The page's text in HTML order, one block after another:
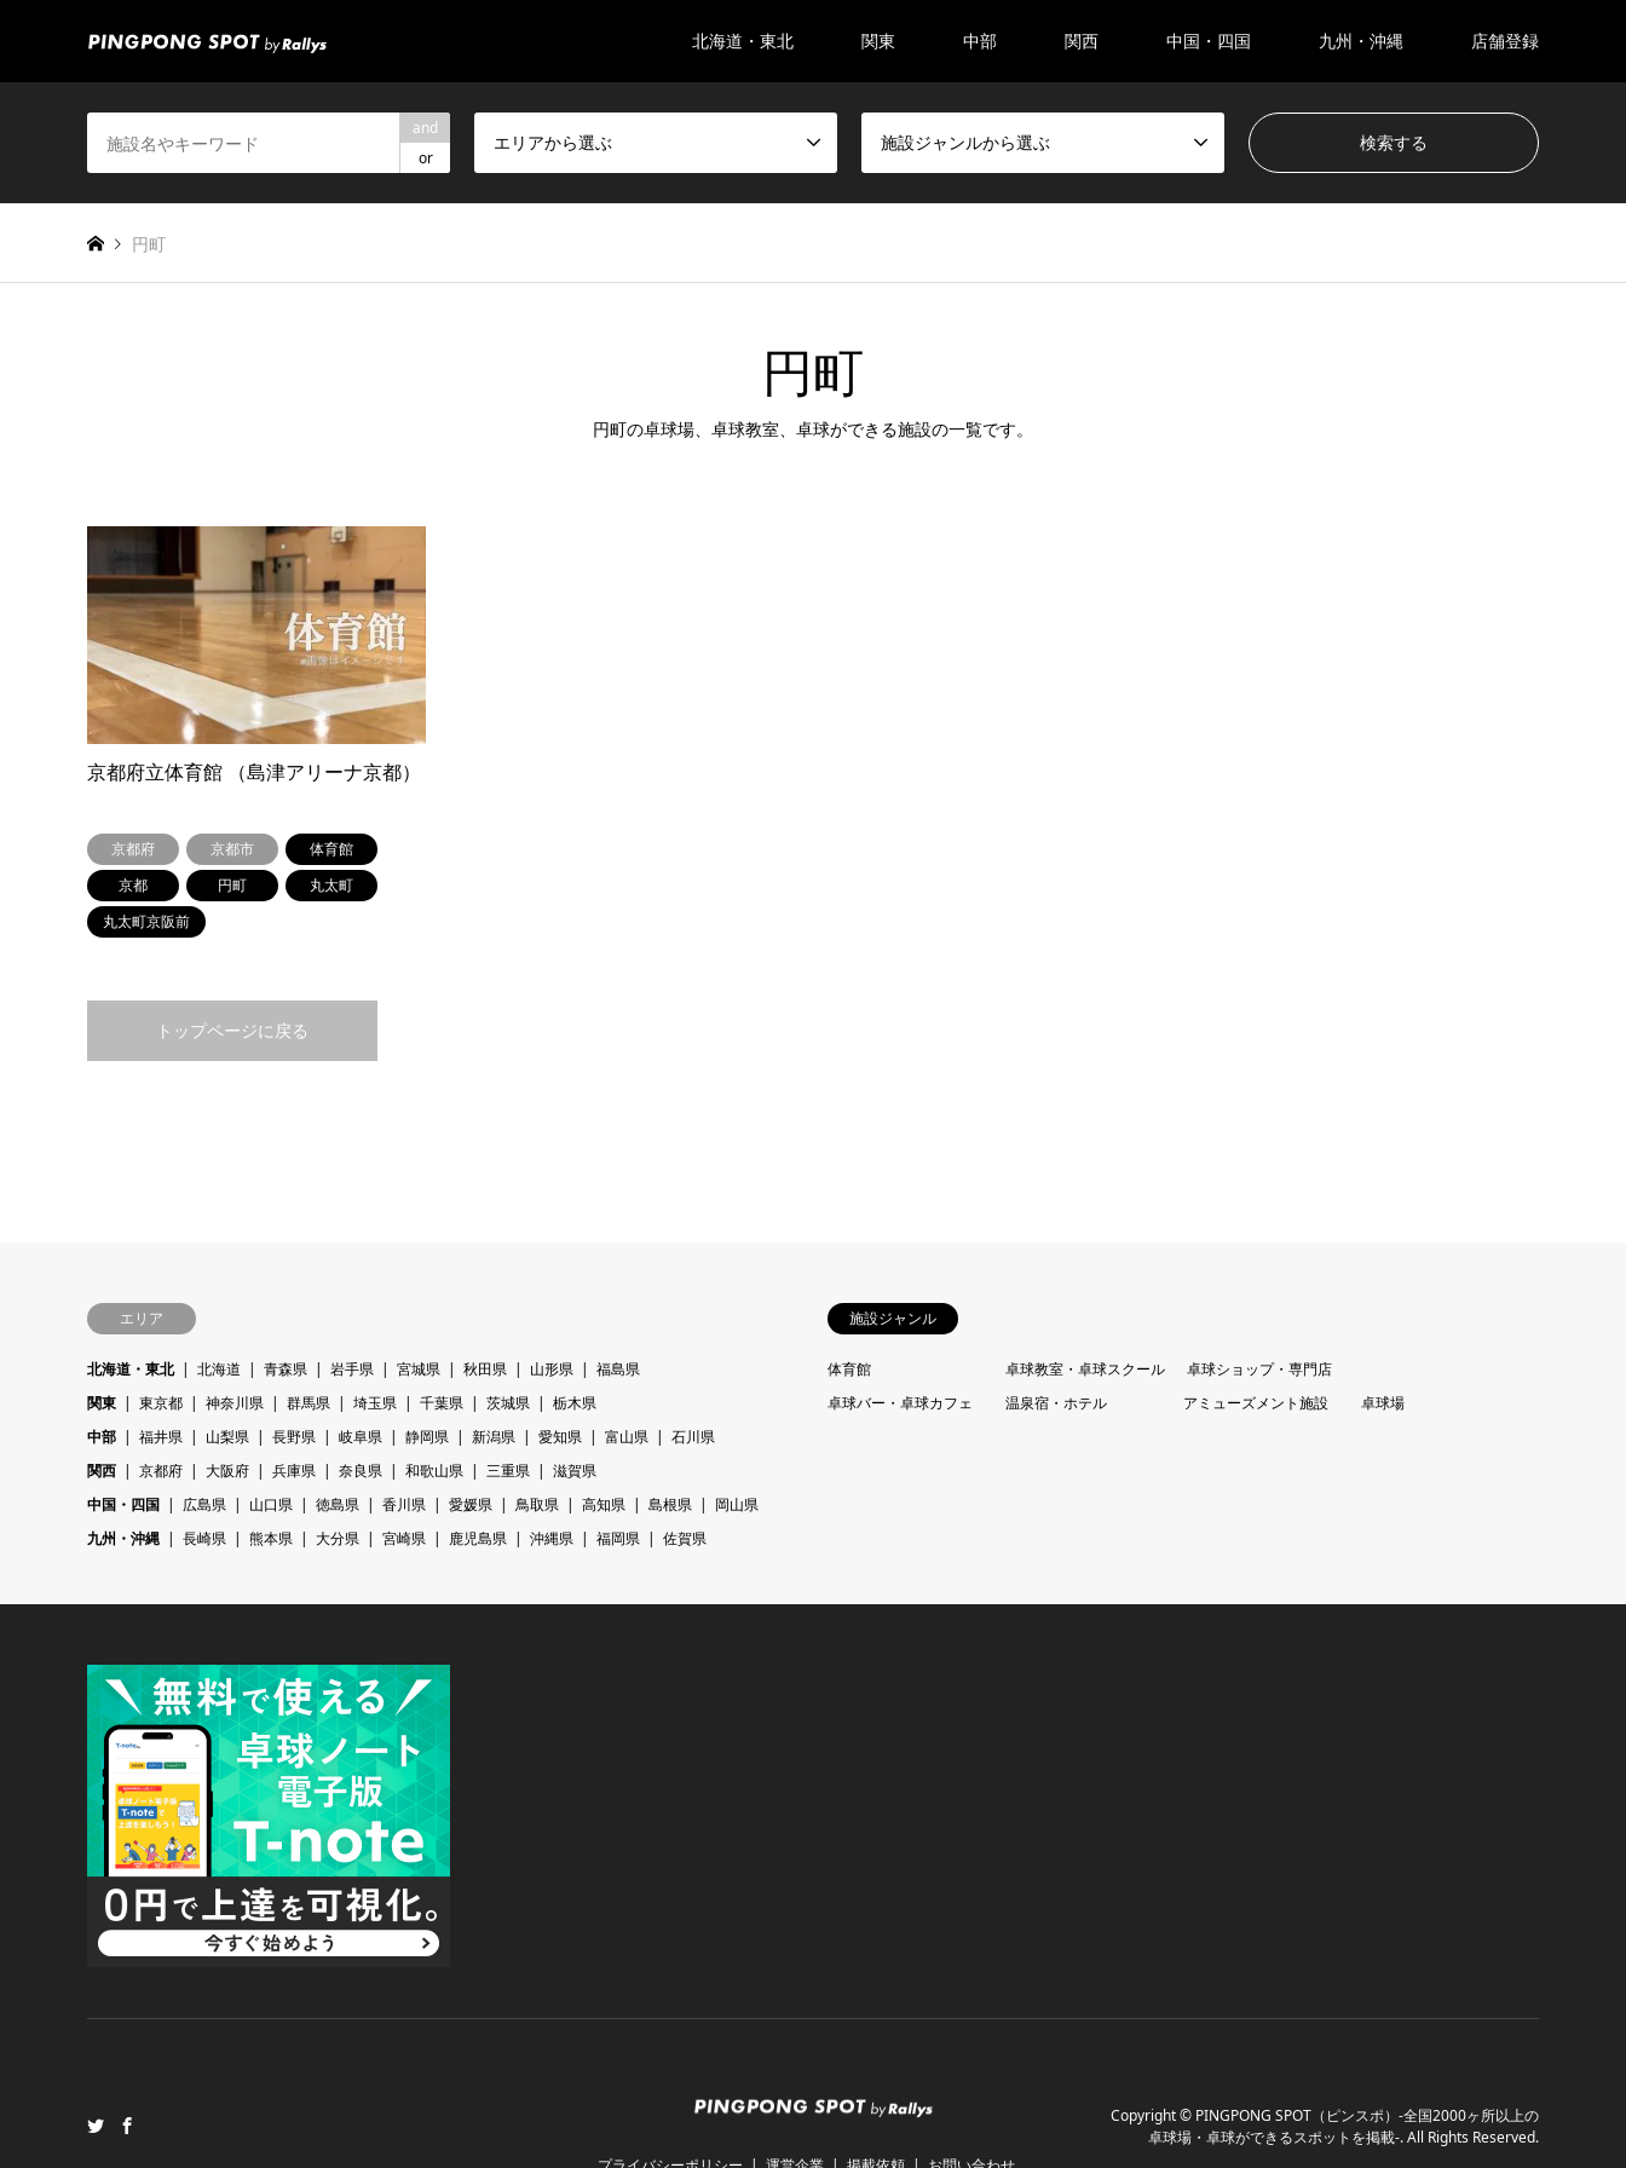
北海道・東北 関東 中部 関西 中国・四国 九州・沖縄 店舗登録
and
or
エリアから選ぶ 施設ジャンルから選ぶ
円町
円町
円町の卓球場、卓球教室、卓球ができる施設の一覧です。
京都府立体育館 （島津アリーナ京都）
京都府 京都市
体育館
京都
円町
丸太町
丸太町京阪前
トップページに戻る
エリア
北海道・東北 北海道 青森県 岩手県 宮城県 秋田県 山形県
福島県
関東
東京都 神奈川県 群馬県 埼玉県 千葉県 茨城県
栃木県
中部
福井県 山梨県 長野県 岐阜県 静岡県 新潟県 愛知県 富山県
石川県
関西
京都府 大阪府 兵庫県 奈良県 和歌山県 三重県
滋賀県
中国・四国
広島県 山口県 徳島県 香川県 愛媛県 鳥取県 高知県 島根県
岡山県
九州・沖縄
長崎県 熊本県 大分県 宮崎県 鹿児島県 沖縄県 福岡県 佐賀県
施設ジャンル
体育館 卓球教室・卓球スクール
卓球ショップ・専門店
卓球バー・卓球カフェ
温泉宿・ホテル アミューズメント施設 卓球場
Copyright© PINGPONG SPOT（ピンスポ）-全国2000ヶ所以上の
卓球場・卓球ができるスポットを掲載-. All Rights Reserved.